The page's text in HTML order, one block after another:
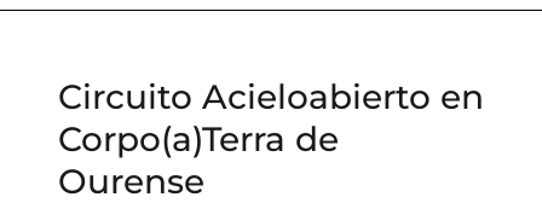
Circuito Acieloabierto en
Corpo(a)Terra de
Ourense